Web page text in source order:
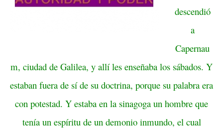
descendió
a
Capernau
m, ciudad de Galilea, y allí les enseñaba los sábados. Y
estaban fuera de sí de su doctrina, porque su palabra era
con potestad. Y estaba en la sinagoga un hombre que
tenía un espíritu de un demonio inmundo, el cual